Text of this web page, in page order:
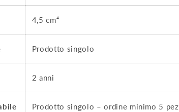
4,5 cm⁴
Prodotto singolo
2 anni
Prodotto singolo – ordine minimo 5